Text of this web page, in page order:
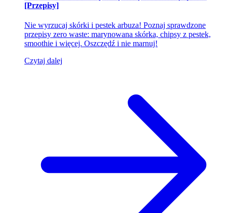
[Przepisy]
Nie wyrzucaj skórki i pestek arbuza! Poznaj sprawdzone
przepisy zero waste: marynowana skórka, chipsy z pestek,
smoothie i więcej. Oszczędź i nie marnuj!
Czytaj dalej